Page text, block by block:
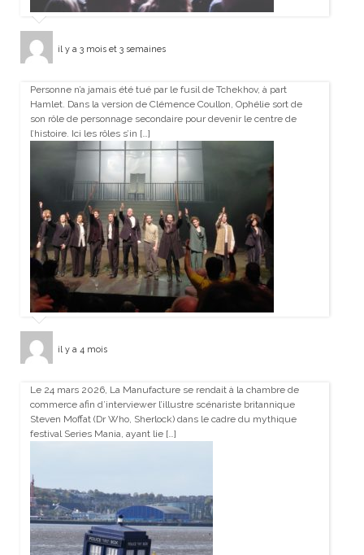
il y a 3 mois et 3 semaines
Personne n’a jamais été tué par le fusil de Tchekhov, à part
Hamlet. Dans la version de Clémence Coullon, Ophélie sort de
son rôle de personnage secondaire pour devenir le centre de
l’histoire. Ici les rôles s’in […]
il y a 4 mois
Le 24 mars 2026, La Manufacture se rendait à la chambre de
commerce afin d’interviewer l’illustre scénariste britannique
Steven Moffat (Dr Who, Sherlock) dans le cadre du mythique
festival Series Mania, ayant lie […]